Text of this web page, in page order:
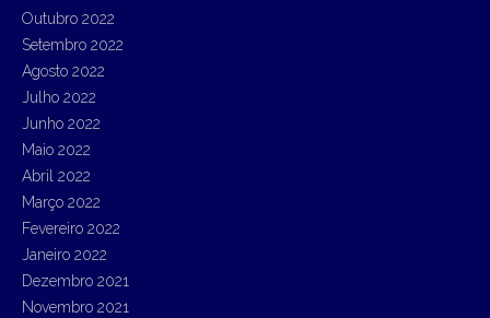
Outubro 2022
Setembro 2022
Agosto 2022
Julho 2022
Junho 2022
Maio 2022
Abril 2022
Março 2022
Fevereiro 2022
Janeiro 2022
Dezembro 2021
Novembro 2021